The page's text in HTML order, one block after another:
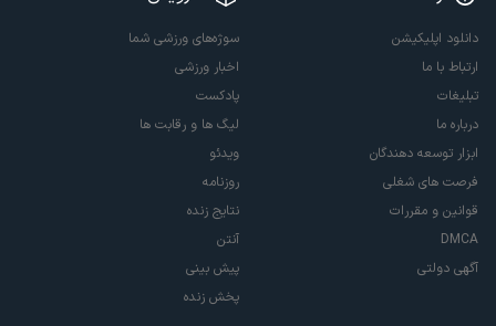
دانلود اپلیکیشن
ارتباط با ما
تبلیغات
درباره ما
ابزار توسعه دهندگان
فرصت های شغلی
قوانین و مقررات
DMCA
آگهی دولتی
سوژه‌های ورزشی شما
اخبار ورزشی
پادکست
لیگ ها و رقابت ها
ویدئو
روزنامه
نتایج زنده
آنتن
پیش بینی
پخش زنده